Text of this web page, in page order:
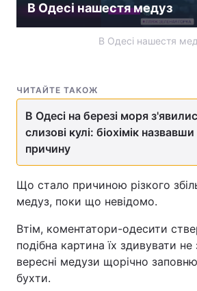
Статті
Думки
Контакти
Послуги
Тема оформлення
В Одесі нашестя медуз
В Одесі нашестя
ЧИТАЙТЕ ТАКОЖ
В Одесі на березі моря
слизові кулі: біохімік назвавши
причину
Що стало причиною різкого
медуз, поки що невідомо.
Втім, коментатори-одесити
подібна картина їх здивувати
вересні медузи щорічно
бухти.